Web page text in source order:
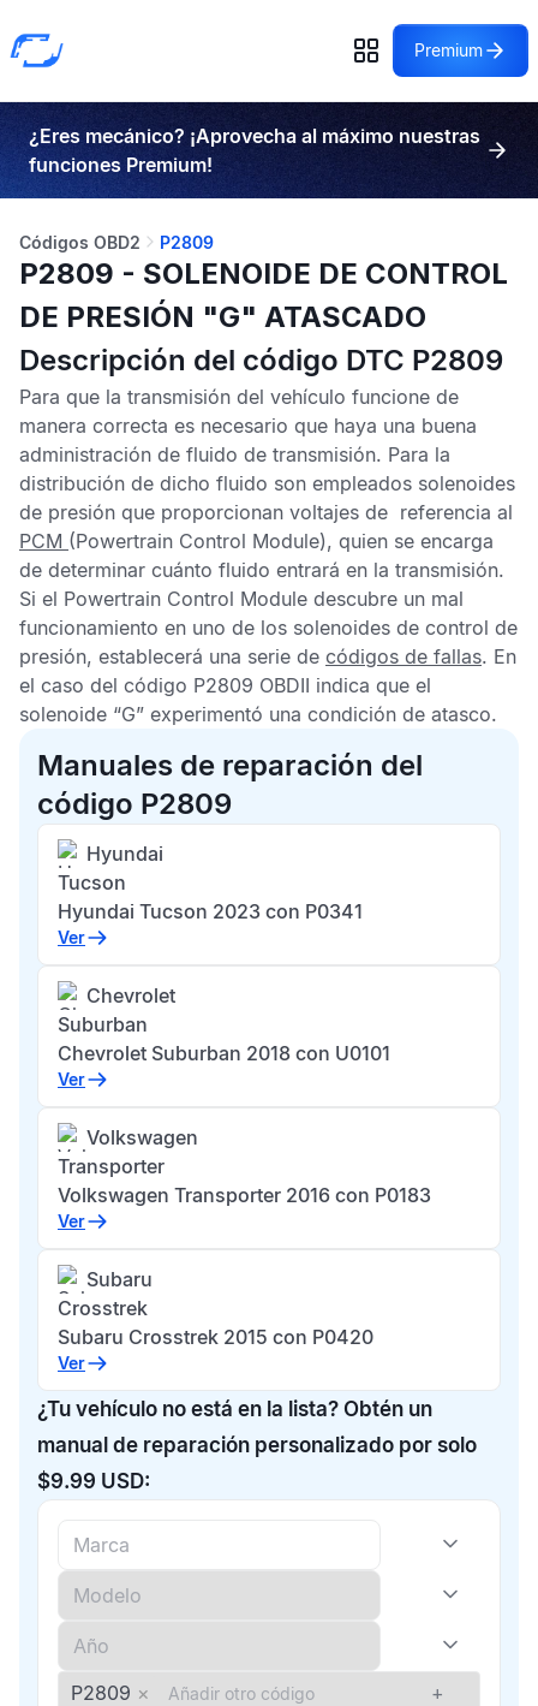
Premium
¿Eres mecánico? ¡Aprovecha al máximo nuestras
funciones Premium!
Códigos OBD2 P2809
P2809 - SOLENOIDE DE CONTROL
DE PRESIÓN "G" ATASCADO
Descripción del código DTC P2809
Para que la transmisión del vehículo funcione de
manera correcta es necesario que haya una buena
administración de fluido de transmisión. Para la
distribución de dicho fluido son empleados solenoides
de presión que proporcionan voltajes de referencia al
PCM (Powertrain Control Module), quien se encarga
de determinar cuánto fluido entrará en la transmisión.
Si el Powertrain Control Module descubre un mal
funcionamiento en uno de los solenoides de control de
presión, establecerá una serie de códigos de fallas. En
el caso del código P2809 OBDII indica que el
solenoide “G” experimentó una condición de atasco.
Manuales de reparación del
código P2809
Hyundai
Tucson
Hyundai Tucson 2023 con P0341
Ver
Chevrolet
Suburban
Chevrolet Suburban 2018 con U0101
Ver
Volkswagen
Transporter
Volkswagen Transporter 2016 con P0183
Ver
Subaru
Crosstrek
Subaru Crosstrek 2015 con P0420
Ver
¿Tu vehículo no está en la lista? Obtén un
manual de reparación personalizado por solo
$9.99 USD:
P2809 × +